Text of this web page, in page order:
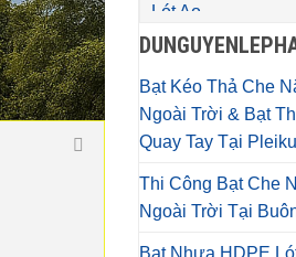
Bạt Kéo Thả Che
Ngoài Trời & Bạt
Quay Tay Tại
Thi Công Bạt Che
Ngoài Trời Tại
Bạt Nhựa HDPE